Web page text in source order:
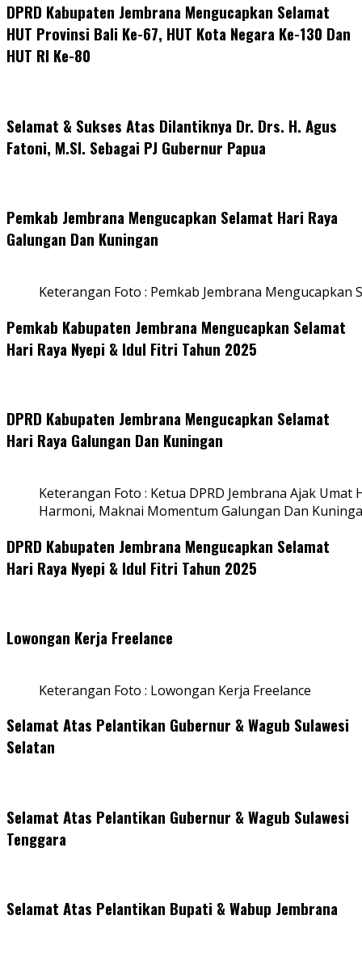
DPRD Kabupaten Jembrana Mengucapkan Selamat
HUT Provinsi Bali Ke-67, HUT Kota Negara Ke-130 Dan
HUT RI Ke-80
Selamat & Sukses Atas Dilantiknya Dr. Drs. H. Agus
Fatoni, M.SI. Sebagai PJ Gubernur Papua
Pemkab Jembrana Mengucapkan Selamat Hari Raya
Galungan Dan Kuningan
Keterangan Foto : Pemkab Jembrana Mengucapkan
Pemkab Kabupaten Jembrana Mengucapkan Selamat
Hari Raya Nyepi & Idul Fitri Tahun 2025
DPRD Kabupaten Jembrana Mengucapkan Selamat
Hari Raya Galungan Dan Kuningan
Keterangan Foto : Ketua DPRD Jembrana Ajak
Harmoni, Maknai Momentum Galungan Dan
DPRD Kabupaten Jembrana Mengucapkan Selamat
Hari Raya Nyepi & Idul Fitri Tahun 2025
Lowongan Kerja Freelance
Keterangan Foto : Lowongan Kerja Freelance
Selamat Atas Pelantikan Gubernur & Wagub Sulawesi
Selatan
Selamat Atas Pelantikan Gubernur & Wagub Sulawesi
Tenggara
Selamat Atas Pelantikan Bupati & Wabup Jembrana